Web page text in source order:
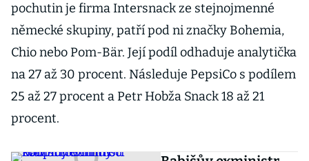
pochutin je firma Intersnack ze stejnojmenné
německé skupiny, patří pod ni značky Bohemia,
Chio nebo Pom-Bär. Její podíl odhaduje analytička
na 27 až 30 procent. Následuje PepsiCo s podílem
25 až 27 procent a Petr Hobža Snack 18 až 21
procent.